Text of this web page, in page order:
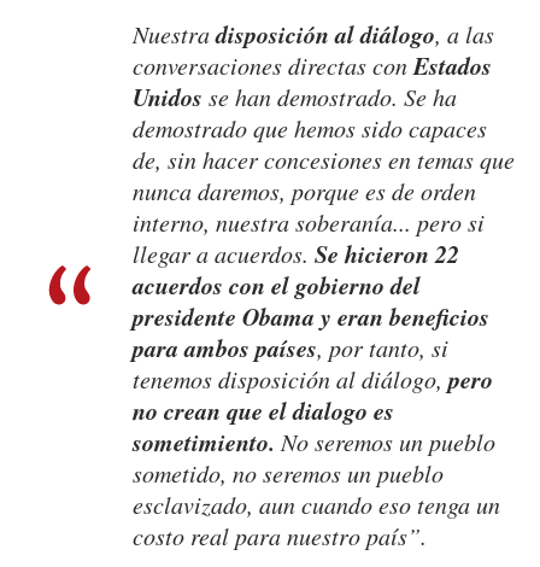
Nuestradisposición al diálogo, a las
conversaciones directas conEstados
Unidos se han demostrado. Se ha
demostrado que hemos sido capaces
de, sin hacer concesiones en temas que
nunca daremos, porque es de orden
interno, nuestra soberanía... pero si
llegar a acuerdos. Se hicieron 22
acuerdos con el gobierno del
presidente Obama y eran beneficios
para ambos países, por tanto, si
tenemos disposición al diálogo,pero
no crean que el dialogo es
sometimiento.No seremos un pueblo
sometido, no seremos un pueblo
esclavizado, aun cuando eso tenga un
costo real para nuestro país”.